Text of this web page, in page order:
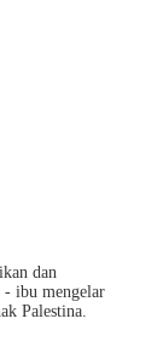
dan
- ibu mengelar
Palestina.